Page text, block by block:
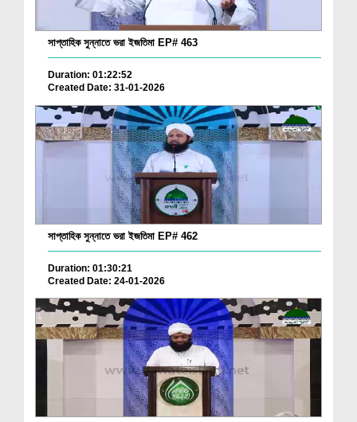
সাপ্তাহিক সুন্নাতে ভরা ইজতিমা EP# 463
Duration: 01:22:52
Created Date: 31-01-2026
সাপ্তাহিক সুন্নাতে ভরা ইজতিমা EP# 462
Duration: 01:30:21
Created Date: 24-01-2026